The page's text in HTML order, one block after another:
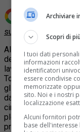
Aggiungi
su Google
Alle sei di questa
dell’ordine alla
lavoratori per
Torino-Lione
gli accessi alla
dall’autostrada
cingolato con
plexiglass che
presidiato dai
Archiviare
Scopri di più
I tuoi dati
informazioni
identificatori
essere condivise
memorizzate
sito. Noi e i nostri
localizzazione
Alcuni fornitori
base